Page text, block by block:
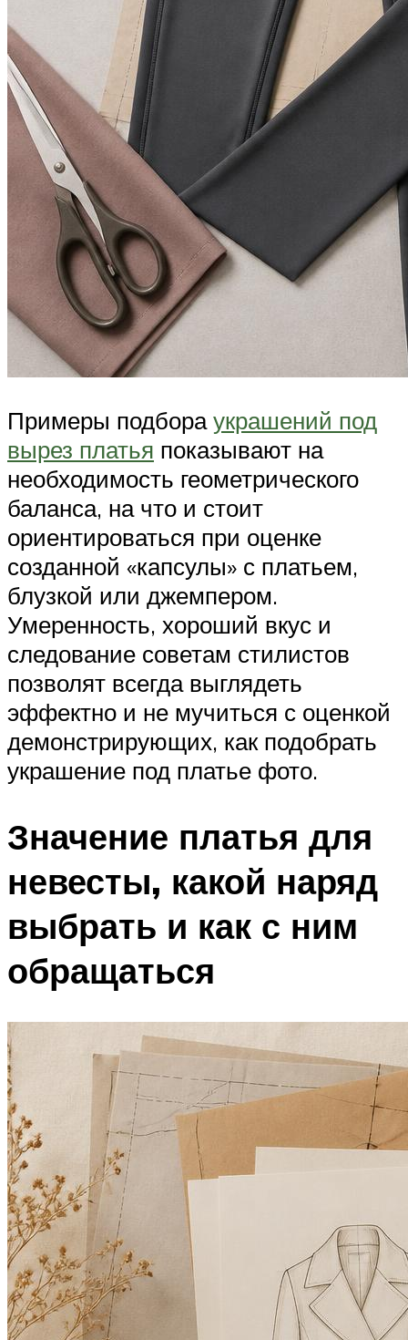
Примеры подбораукрашений под
вырез платья показывают на
необходимость геометрического
баланса, на что и стоит
ориентироваться при оценке
созданной «капсулы» с платьем,
блузкой или джемпером.
Умеренность, хороший вкус и
следование советам стилистов
позволят всегда выглядеть
эффектно и не мучиться с оценкой
демонстрирующих, как подобрать
украшение под платье фото.
Значение платья для
невесты, какой наряд
выбрать и как с ним
обращаться